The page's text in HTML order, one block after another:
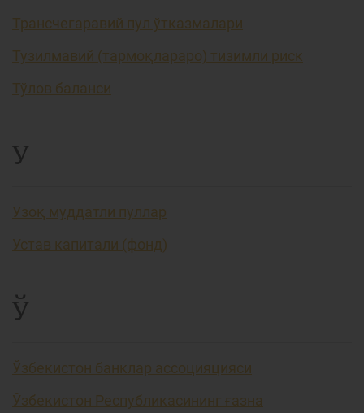
Трансчегаравий пул ўтказмалари
Тузилмавий (тармоқлараро) тизимли риск
Тўлов баланси
У
Узоқ муддатли пуллар
Устав капитали (фонд)
Ў
Ўзбекистон банклар ассоцияцияси
Ўзбекистон Республикасининг ғазна